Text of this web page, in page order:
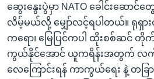
ဆွေးနွေးပွဲမှာ NATO ခေါင်းဆောင်
လိမ့်မယ်လို့ မျှော်လင့်ရပါတယ်။ ရုရှာ
ကရော၊ မြေပြင်ကပါ ထိုးစစ်ဆင်
ကွယ်နိုင်အောင် ယူကရိန်းအတွက် လက်
လေကြောင်းရန် ကာကွယ်ရေး နဲ့ တ